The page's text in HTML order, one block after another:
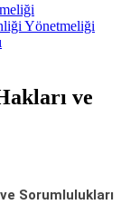
Yönetmeliği
ve
Sorumlulukları